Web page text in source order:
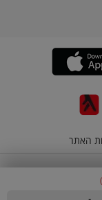
האתר